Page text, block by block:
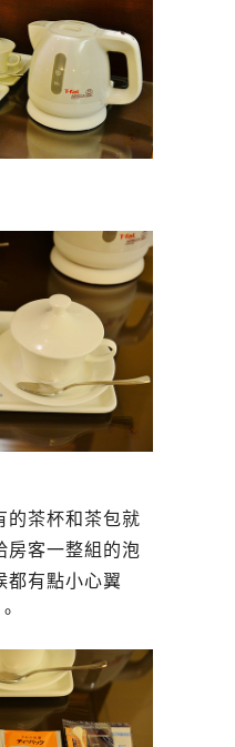
的茶杯和茶包就
房客一整組的泡
都有點小心翼